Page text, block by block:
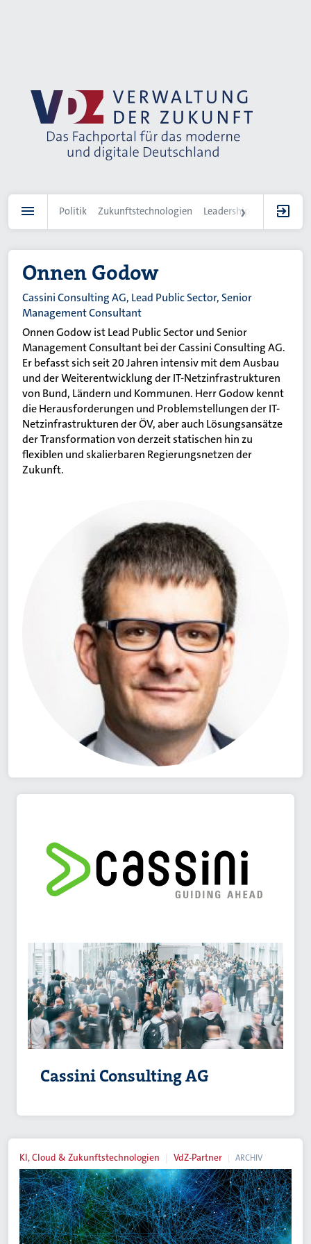
Politik Zukunftstechnologien Leadership IT-
Onnen Godow
Cassini Consulting AG, Lead Public Sector, Senior
Management Consultant
Onnen Godow ist Lead Public Sector und Senior
Management Consultant bei der Cassini Consulting AG.
Er befasst sich seit 20 Jahren intensiv mit dem Ausbau
und der Weiterentwicklung der IT-Netzinfrastrukturen
von Bund, Ländern und Kommunen. Herr Godow kennt
die Herausforderungen und Problemstellungen der IT-
Netzinfrastrukturen der ÖV, aber auch Lösungsansätze
der Transformation von derzeit statischen hin zu
flexiblen und skalierbaren Regierungsnetzen der
Zukunft.
Cassini Consulting AG
KI, Cloud & Zukunftstechnologien VdZ-Partner ARCHIV